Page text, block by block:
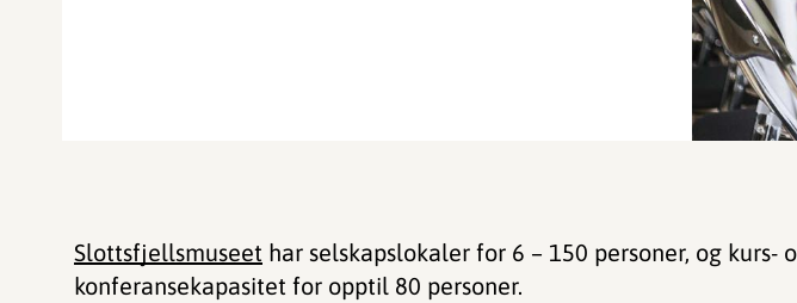
Slottsfjellsmuseet har selskapslokaler for 6 – 150 personer, og kurs-
konferansekapasitet for opptil 80 personer.